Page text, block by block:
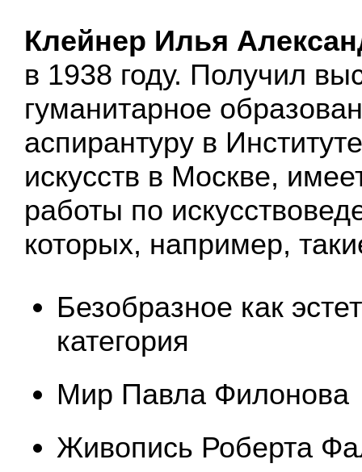
Клейнер Илья
в 1938 году. Получил
гуманитарное
аспирантуру в
искусств в Москве,
работы по
которых, например,
Безобразное как
категория
Мир Павла Филонова
Живопись Роберта